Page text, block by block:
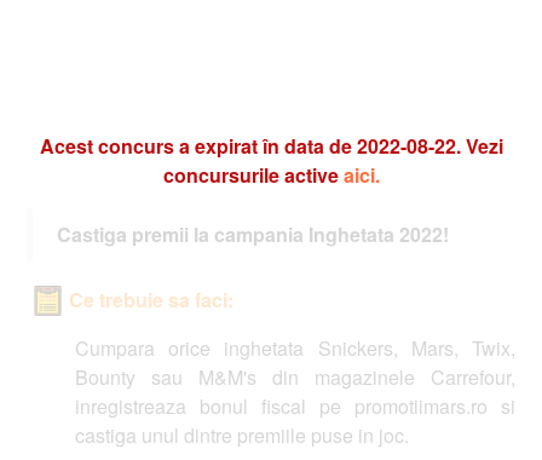
Acest concurs a expirat în data de 2022-08-22. Vezi
concursurile activeaici.
Castiga premii la campania Inghetata 2022!
Ce trebuie sa faci:
Cumpara orice inghetata Snickers, Mars, Twix,
Bounty sau M&M's din magazinele Carrefour,
inregistreaza bonul fiscal pe promotiimars.ro si
castiga unul dintre premiile puse in joc.